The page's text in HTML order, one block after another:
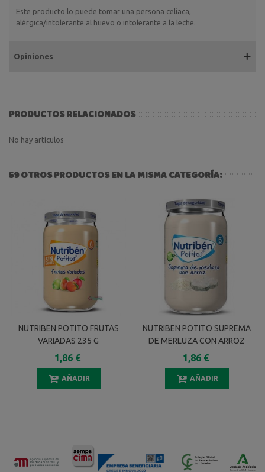
Este producto lo puede tomar una persona celíaca,
alérgica/intolerante al huevo o intolerante a la leche.
Opiniones
PRODUCTOS RELACIONADOS
No hay artículos
59 OTROS PRODUCTOS EN LA MISMA CATEGORÍA:
NUTRIBEN POTITO FRUTAS
VARIADAS 235 G
1,86 €
AÑADIR
NUTRIBEN POTITO SUPREMA
DE MERLUZA CON ARROZ
235 G
1,86 €
AÑADIR